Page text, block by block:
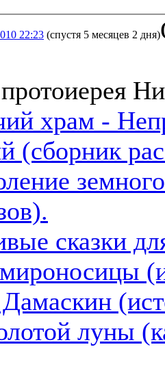
22:23 (спустя 5 месяцев 2 дня)
храм -
(сборник
сказки
луны